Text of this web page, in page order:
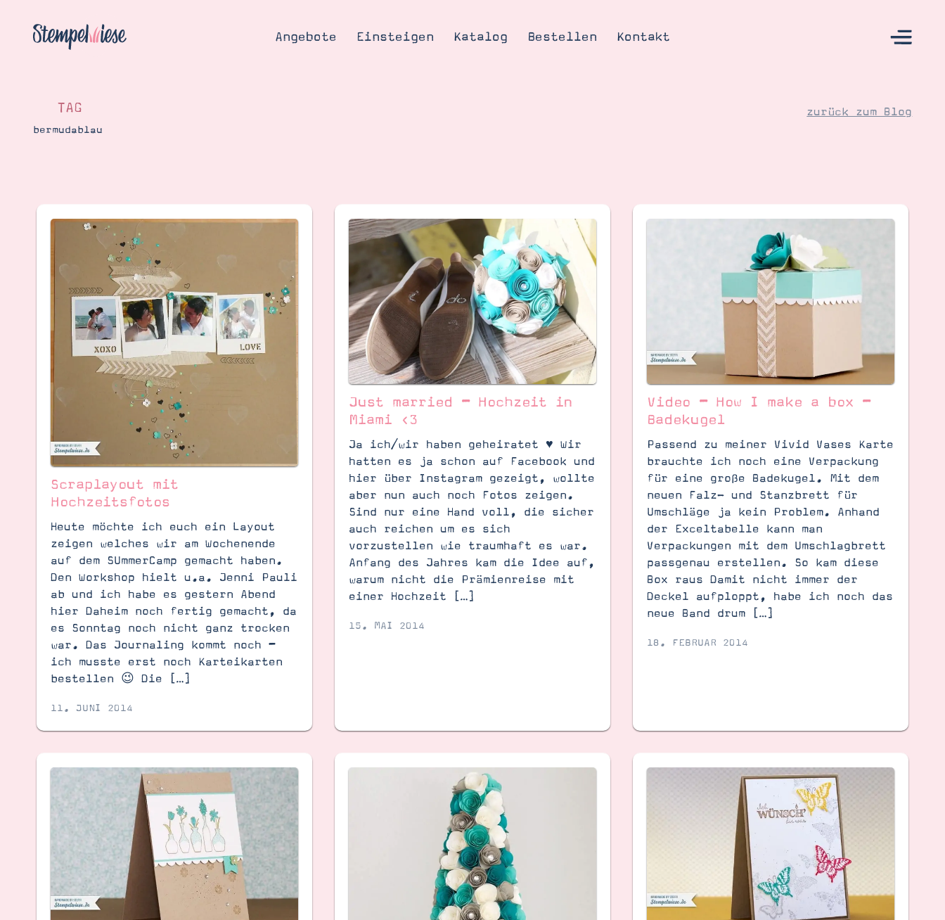
Angebote Einsteigen Katalog Bestellen Kontakt
Katalog
Bestellen
Kontakt
Blog
Produkte erklärt
Über mich
Über Stampin’ Up!
Suche Impressum Datenschutz
SUCHE
TAG
bermudablau
zurück zum Blog
Scraplayout mit
Hochzeitsfotos
Heute möchte ich euch ein Layout
zeigen welches wir am Wochenende
auf dem SUmmerCamp gemacht haben.
Den Workshop hielt u.a. Jenni Pauli
ab und ich habe es gestern Abend
hier Daheim noch fertig gemacht, da
es Sonntag noch nicht ganz trocken
war. Das Journaling kommt noch –
ich musste erst noch Karteikarten
bestellen 😉 Die […]
11. JUNI 2014
Just married – Hochzeit in
Miami <3
Ja ich/wir haben geheiratet ♥ Wir
hatten es ja schon auf Facebook und
hier über Instagram gezeigt, wollte
aber nun auch noch Fotos zeigen.
Sind nur eine Hand voll, die sicher
auch reichen um es sich
vorzustellen wie traumhaft es war.
Anfang des Jahres kam die Idee auf,
warum nicht die Prämienreise mit
einer Hochzeit […]
15. MAI 2014
Video – How I make a box –
Badekugel
Passend zu meiner Vivid Vases Karte
brauchte ich noch eine Verpackung
für eine große Badekugel. Mit dem
neuen Falz- und Stanzbrett für
Umschläge ja kein Problem. Anhand
der Exceltabelle kann man
Verpackungen mit dem Umschlagbrett
passgenau erstellen. So kam diese
Box raus Damit nicht immer der
Deckel aufploppt, habe ich noch das
neue Band drum […]
18. FEBRUAR 2014